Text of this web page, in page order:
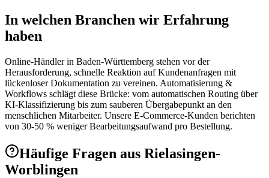
In welchen Branchen wir Erfahrung
haben
Online-Händler in Baden-Württemberg stehen vor der
Herausforderung, schnelle Reaktion auf Kundenanfragen mit
lückenloser Dokumentation zu vereinen. Automatisierung &
Workflows schlägt diese Brücke: vom automatischen Routing über
KI-Klassifizierung bis zum sauberen Übergabepunkt an den
menschlichen Mitarbeiter. Unsere E-Commerce-Kunden berichten
von 30-50 % weniger Bearbeitungsaufwand pro Bestellung.
Häufige Fragen aus Rielasingen-
Worblingen